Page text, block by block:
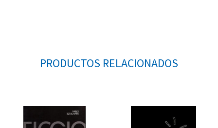
PRODUCTOS RELACIONADOS